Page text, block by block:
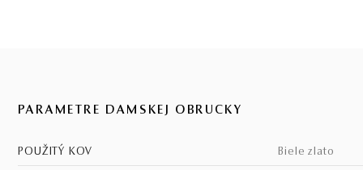
PARAMETRE DÁMSKEJ OBRÚČKY
POUŽITÝ KOV biele zlato